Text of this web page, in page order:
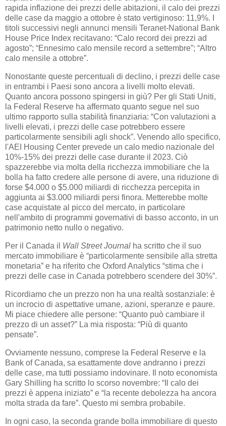
rapida inflazione dei prezzi delle abitazioni, il calo dei prezzi
delle case da maggio a ottobre è stato vertiginoso: 11,9%. I
titoli successivi negli annunci mensili Teranet-National Bank
House Price Index recitavano: “Calo record dei prezzi ad
agosto”; “Ennesimo calo mensile record a settembre”; “Altro
calo mensile a ottobre”.
Nonostante queste percentuali di declino, i prezzi delle case
in entrambi i Paesi sono ancora a livelli molto elevati.
Quanto ancora possono spingersi in giù? Per gli Stati Uniti,
la Federal Reserve ha affermato quanto segue nel suo
ultimo rapporto sulla stabilità finanziaria: “Con valutazioni a
livelli elevati, i prezzi delle case potrebbero essere
particolarmente sensibili agli shock”. Venendo allo specifico,
l'AEI Housing Center prevede un calo medio nazionale del
10%-15% dei prezzi delle case durante il 2023. Ciò
spazzerebbe via molta della ricchezza immobiliare che la
bolla ha fatto credere alle persone di avere, una riduzione di
forse $4.000 o $5.000 miliardi di ricchezza percepita in
aggiunta ai $3.000 miliardi persi finora. Metterebbe molte
case acquistate al picco del mercato, in particolare
nell'ambito di programmi governativi di basso acconto, in un
patrimonio netto nullo o negativo.
Per il Canada il Wall Street Journal ha scritto che il suo
mercato immobiliare è “particolarmente sensibile alla stretta
monetaria” e ha riferito che Oxford Analytics “stima che i
prezzi delle case in Canada potrebbero scendere del 30%”.
Ricordiamo che un prezzo non ha una realtà sostanziale: è
un incrocio di aspettative umane, azioni, speranze e paure.
Mi piace chiedere alle persone: “Quanto può cambiare il
prezzo di un asset?” La mia risposta: “Più di quanto
pensate”.
Ovviamente nessuno, comprese la Federal Reserve e la
Bank of Canada, sa esattamente dove andranno i prezzi
delle case, ma tutti possiamo indovinare. Il noto economista
Gary Shilling ha scritto lo scorso novembre: “Il calo dei
prezzi è appena iniziato” e “la recente debolezza ha ancora
molta strada da fare”. Questo mi sembra probabile.
In ogni caso, la seconda grande bolla immobiliare di questo